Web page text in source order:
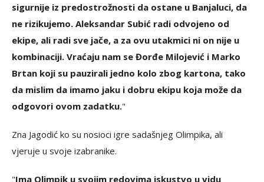
sigurnije iz predostrožnosti da ostane u Banjaluci, da
ne rizikujemo. Aleksandar Subić radi odvojeno od
ekipe, ali radi sve jače, a za ovu utakmici ni on nije u
kombinaciji. Vraćaju nam se Đorđe Milojević i Marko
Brtan koji su pauzirali jedno kolo zbog kartona, tako
da mislim da imamo jaku i dobru ekipu koja može da
odgovori ovom zadatku."
Zna Jagodić ko su nosioci igre sadašnjeg Olimpika, ali
vjeruje u svoje izabranike.
"Ima Olimpik u svojim redovima iskustvo u vidu